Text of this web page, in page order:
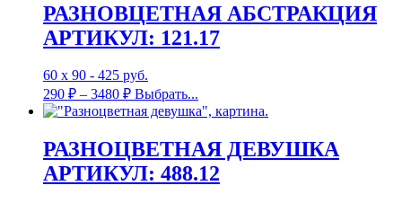
РАЗНОВЦЕТНАЯ АБСТРАКЦИЯ
АРТИКУЛ: 121.17
60 х 90 - 425 руб.
290 ₽ – 3480 ₽ Выбрать...
РАЗНОЦВЕТНАЯ ДЕВУШКА
АРТИКУЛ: 488.12